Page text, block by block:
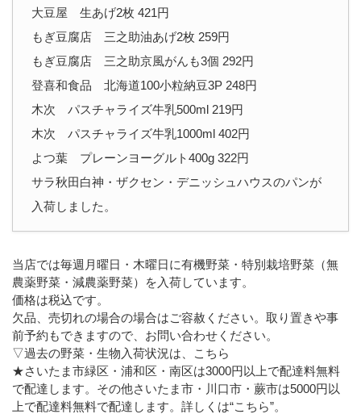
大豆屋 生あげ2枚 421円
もぎ豆腐店 三之助油あげ2枚 259円
もぎ豆腐店 三之助京風がんも3個 292円
登喜和食品 北海道100小粒納豆3P 248円
木次 パスチャライズ牛乳500ml 219円
木次 パスチャライズ牛乳1000ml 402円
よつ葉 プレーンヨーグルト400g 322円
サラ秋田白神・ザクセン・デニッシュハウスのパンが
入荷しました。
当店では毎週月曜日・木曜日に有機野菜・特別栽培野菜（無
農薬野菜・減農薬野菜）を入荷しています。
価格は税込です。
欠品、売切れの場合の場合はご容赦ください。取り置きや事
前予約もできますので、お問い合わせください。
▽過去の野菜・生物入荷状況は、こちら
★さいたま市緑区・浦和区・南区は3000円以上で配達料無料
で配達します。その他さいたま市・川口市・蕨市は5000円以
上で配達料無料で配達します。詳しくは“こちら”。